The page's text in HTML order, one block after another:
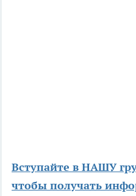
Вступайте в НАШУ
чтобы получать